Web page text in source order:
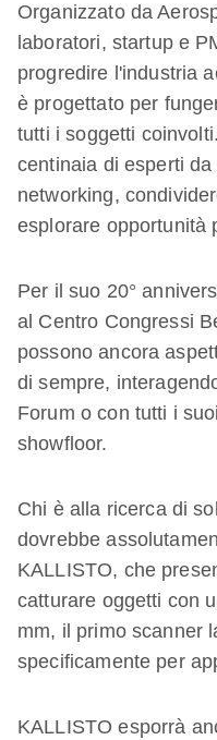
Organizzato da
laboratori, startup e
progredire l'industria
è progettato per
tutti i soggetti
centinaia di esperti
networking,
esplorare opportunità
Per il suo 20°
al Centro Congressi
possono ancora
di sempre,
Forum o con tutti i
showfloor.
Chi è alla ricerca di
dovrebbe
KALLISTO, che
catturare oggetti con
mm, il primo scanner
specificamente per
KALLISTO esporrà